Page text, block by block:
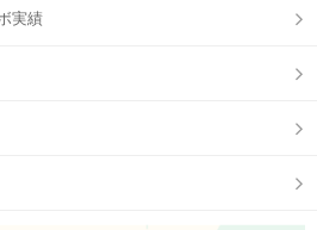
実績